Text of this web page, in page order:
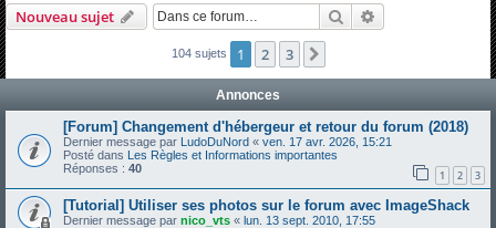
Nouveau sujet RechercherRecherche
104 sujets 1 2 3
Annonces
[Forum] Changement d'hébergeur et retour du forum (2018)
Dernier message par LudoDuNord « ven. 17 avr. 2026, 15:21
Posté dans Les Règles et Informations importantes
Réponses : 40 1 2 3
[Tutorial] Utiliser ses photos sur le forum avec ImageShack
Dernier message par nico_vts « lun. 13 sept. 2010, 17:55